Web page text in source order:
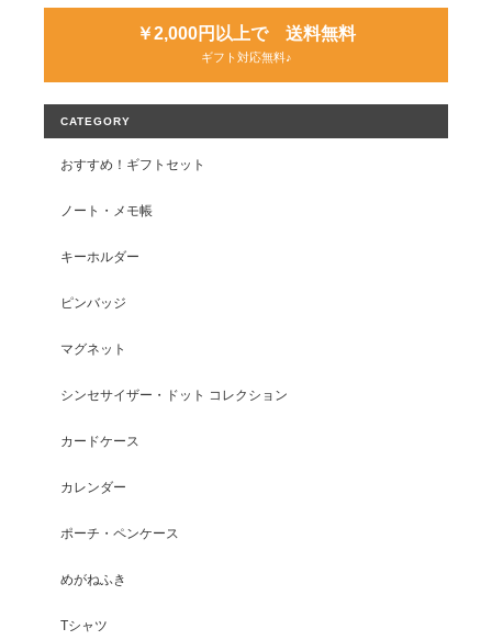
￥2,000円以上で 送料無料
ギフト対応無料♪
CATEGORY
おすすめ！ギフトセット
ノート・メモ帳
キーホルダー
ピンバッジ
マグネット
シンセサイザー・ドット コレクション
カードケース
カレンダー
ポーチ・ペンケース
めがねふき
Tシャツ